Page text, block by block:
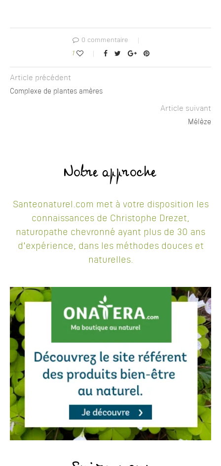
0 commentaire
1
Article précédent
Complexe de plantes amères
Article suivant
Mélèze
Notre approche
Santeonaturel.com met à votre disposition les
connaissances de Christophe Drezet,
naturopathe chevronné ayant plus de 30 ans
d'expérience, dans les méthodes douces et
naturelles.